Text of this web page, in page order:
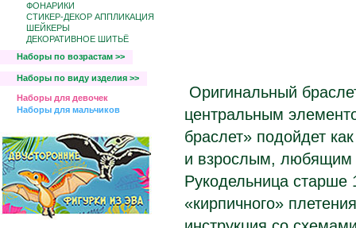
ФОНАРИКИ
СТИКЕР-ДЕКОР АППЛИКАЦИЯ
ШЕЙКЕРЫ
ДЕКОРАТИВНОЕ ШИТЬЁ
Наборы по возрастам >>
Наборы по виду изделия >>
Наборы для девочек
Наборы для мальчиков
Оригинальный
центральным
браслет» подойдет
и взрослым, любящим
Рукодельница старше
«кирпичного»